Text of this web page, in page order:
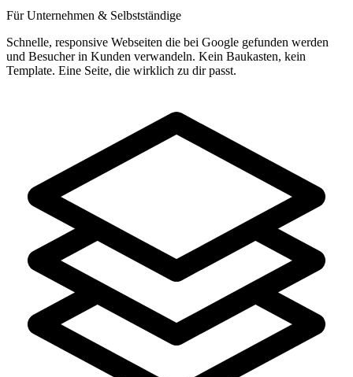
Für Unternehmen & Selbstständige
Schnelle, responsive Webseiten die bei Google gefunden werden
und Besucher in Kunden verwandeln. Kein Baukasten, kein
Template. Eine Seite, die wirklich zu dir passt.